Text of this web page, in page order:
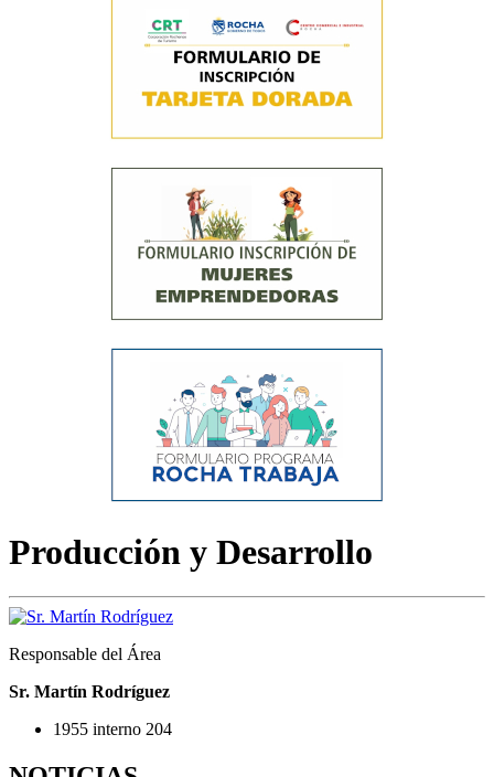
Producción y Desarrollo
Responsable del Área
Sr. Martín Rodríguez
1955 interno 204